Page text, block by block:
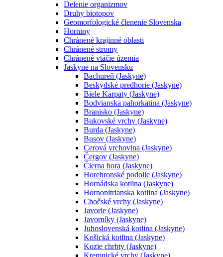
Delenie organizmov
Druhy biotopov
Geomorfologické členenie Slovenska
Horniny
Chránené krajinné oblasti
Chránené stromy
Chránené vtáčie územia
Jaskyne na Slovensku
Bachureň (Jaskyne)
Beskydské predhorie (Jaskyne)
Biele Karpaty (Jaskyne)
Bodvianska pahorkatina (Jaskyne)
Branisko (Jaskyne)
Bukovské vrchy (Jaskyne)
Burda (Jaskyne)
Busov (Jaskyne)
Cerová vrchovina (Jaskyne)
Čergov (Jaskyne)
Čierna hora (Jaskyne)
Horehronské podolie (Jaskyne)
Hornádska kotlina (Jaskyne)
Hornonitrianska kotlina (Jaskyne)
Chočské vrchy (Jaskyne)
Javorie (Jaskyne)
Javorníky (Jaskyne)
Juhoslovenská kotlina (Jaskyne)
Košická kotlina (Jaskyne)
Kozie chrbty (Jaskyne)
Kremnické vrchy (Jaskyne)